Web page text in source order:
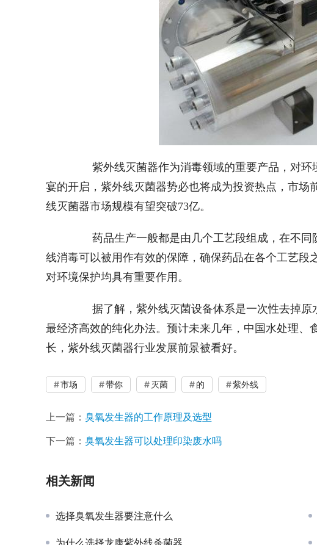
紫外线灭菌器作为消毒领域的重要产品，对环
宴的开启，紫外线灭菌器势必也将成为投资热点，市场
线灭菌器市场规模有望突破73亿。
药品生产一般都是由几个工艺段组成，在不同
线消毒可以被用作有效的保障，确保药品在各个工艺段
对环境保护均具有重要作用。
据了解，紫外线灭菌设备体系是一次性去掉原
最经济高效的纯化办法。预计未来几年，中国水处理
长，紫外线灭菌器行业发展前景被看好。
市场 带你 灭菌 的 紫外线
上一篇： 臭氧发生器的工作原理及选型
下一篇： 臭氧发生器可以处理印染废水吗
相关新闻
选择臭氧发生器要注意什么
为什么选择龙康紫外线杀菌器